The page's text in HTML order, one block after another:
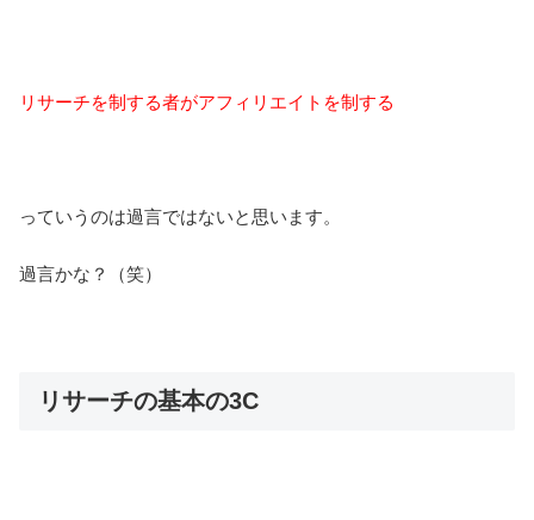
リサーチを制する者がアフィリエイトを制する
っていうのは過言ではないと思います。
過言かな？（笑）
リサーチの基本の3C